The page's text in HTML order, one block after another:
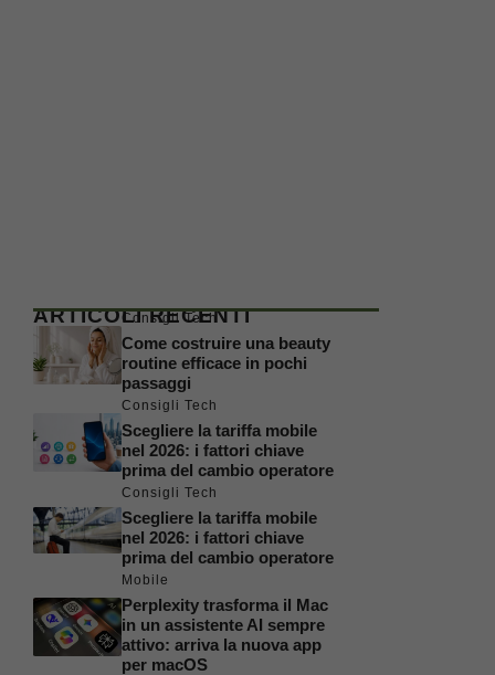
ARTICOLI RECENTI
Consigli Tech
Come costruire una beauty
routine efficace in pochi
passaggi
Consigli Tech
Scegliere la tariffa mobile
nel 2026: i fattori chiave
prima del cambio operatore
Consigli Tech
Scegliere la tariffa mobile
nel 2026: i fattori chiave
prima del cambio operatore
Mobile
Perplexity trasforma il Mac
in un assistente AI sempre
attivo: arriva la nuova app
per macOS